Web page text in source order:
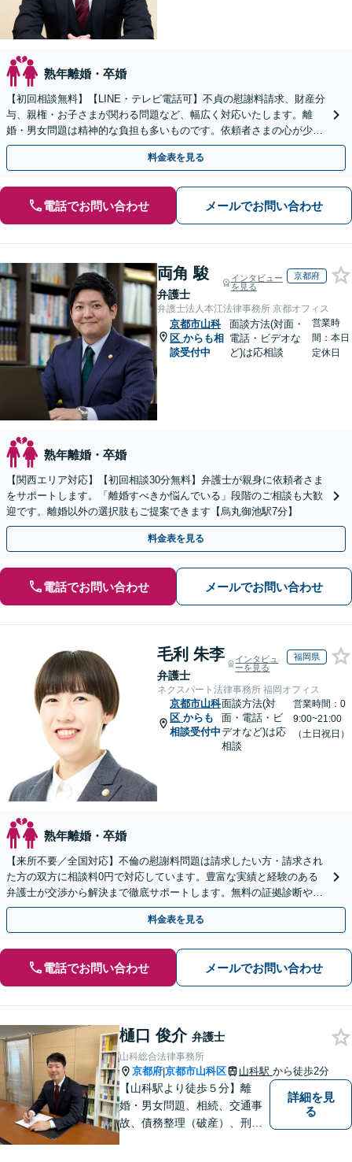
熟年離婚・卒婚
【初回相談無料】【LINE・テレビ電話可】不貞の慰謝料請求、財産分
与、親権・お子さまが関わる問題など、幅広く対応いたします。離
婚・男女問題は精神的な負担も多いものです。依頼者さまの心が少し
でも軽くなるよう、親身に寄り添って対応いたします。
料金表を見る
電話でお問い合わせ メールでお問い合わせ
両角 駿
弁護士
インタビュー
を見る
京都府
弁護士法人本江法律事務所 京都オフィス
京都市山科
区 からも相
談受付中
面談方法(対面・
電話・ビデオな
ど)は応相談
営業時
間：本日
定休日
熟年離婚・卒婚
【関西エリア対応】【初回相談30分無料】弁護士が親身に依頼者さま
をサポートします。「離婚すべきか悩んでいる」段階のご相談も大歓
迎です。離婚以外の選択肢もご提案できます【烏丸御池駅7分】
料金表を見る
電話でお問い合わせ メールでお問い合わせ
毛利 朱李
弁護士
インタビュ
ーを見る
福岡県
ネクスパート法律事務所 福岡オフィス
京都市山科
区 からも
相談受付中
面談方法(対
面・電話・ビ
デオなど)は応
相談
営業時間：0
9:00~21:00
（土日祝日）
熟年離婚・卒婚
【来所不要／全国対応】不倫の慰謝料問題は請求したい方・請求され
た方の双方に相談料0円で対応しています。豊富な実績と経験のある
弁護士が交渉から解決まで徹底サポートします。無料の証拠診断や着
手金の返還保証もありますので安心してご相談ください。
料金表を見る
電話でお問い合わせ メールでお問い合わせ
樋口 俊介 弁護士
山科総合法律事務所
京都府|京都市山科区 山科駅 から徒歩2分
【山科駅より徒歩５分】離
婚・男女問題、相続、交通事
故、債務整理（破産）、刑事
詳細を見
る